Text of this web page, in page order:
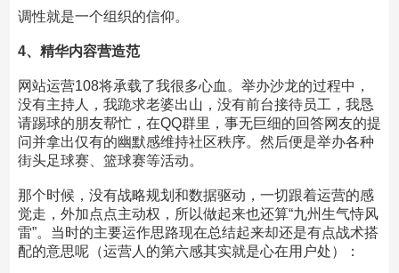
调性就是一个组织的信仰。
4、精华内容营造范
网站运营108将承载了我很多心血。举办沙龙的过程中，
没有主持人，我跪求老婆出山，没有前台接待员工，我恳
请踢球的朋友帮忙，在QQ群里，事无巨细的回答网友的提
问并拿出仅有的幽默感维持社区秩序。然后便是举办各种
街头足球赛、篮球赛等活动。
那个时候，没有战略规划和数据驱动，一切跟着运营的感
觉走，外加点点主动权，所以做起来也还算“九州生气恃风
雷”。当时的主要运作思路现在总结起来却还是有点战术搭
配的意思呢（运营人的第六感其实就是心在用户处）：